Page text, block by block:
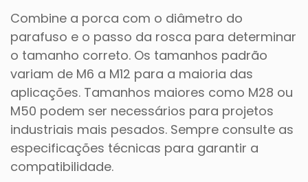
Combine a porca com o diâmetro do
parafuso e o passo da rosca para determinar
o tamanho correto. Os tamanhos padrão
variam de M6 a M12 para a maioria das
aplicações. Tamanhos maiores como M28 ou
M50 podem ser necessários para projetos
industriais mais pesados. Sempre consulte as
especificações técnicas para garantir a
compatibilidade.